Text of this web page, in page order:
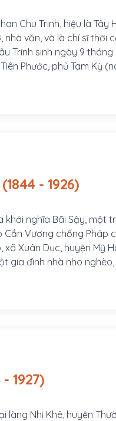
Chu Trinh, hiệu là Tây
nhà văn, và là chí sĩ thời
Trinh sinh ngày 9 tháng
Phước, phủ Tam Kỳ
Nguyễn Thiện Thuật (1844 - 1926)
khởi nghĩa Bãi Sậy, một
Vương chống Pháp
Xuân Dục, huyện Mỹ
gia đình nhà nho
(1854 - 1927)
làng Nhị Khê, huyện